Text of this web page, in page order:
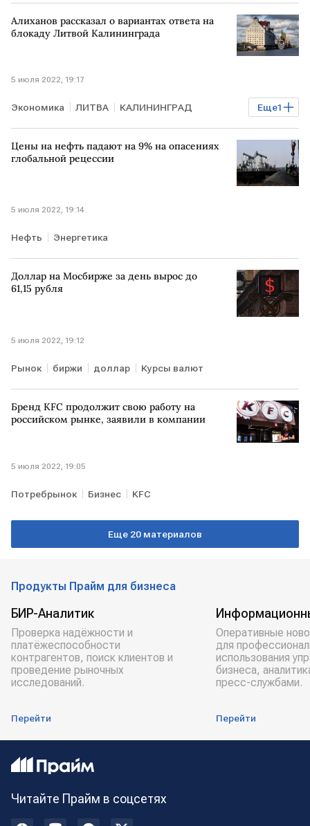
Алиханов рассказал о вариантах ответа на
блокаду Литвой Калининграда
5 июля 2022, 19:17
Еще1
Экономика ЛИТВА КАЛИНИНГРАД
санкции против РФ
Цены на нефть падают на 9% на опасениях
глобальной рецессии
5 июля 2022, 19:14
Нефть Энергетика
Доллар на Мосбирже за день вырос до
61,15 рубля
5 июля 2022, 19:12
Рынок биржи доллар Курсы валют
Бренд KFC продолжит свою работу на
российском рынке, заявили в компании
5 июля 2022, 19:05
Потребрынок Бизнес KFC
Еще 20 материалов
Продукты Прайм для бизнеса
БИР-Аналитик
Проверка надёжности и
платёжеспособности
контрагентов, поиск клиентов и
проведение рыночных
исследований.
Перейти
Оперативные
для
использования
бизнеса,
пресс-службами.
Перейти
Читайте Прайм в соцсетях